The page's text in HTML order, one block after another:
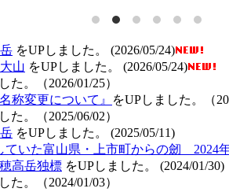
をUPしました。 (2026/05/24)
山 をUPしました。 (2026/05/24)
た。（2026/01/25）
称変更について』
をUPしました。（
た。（2025/06/02）
をUPしました。 (2025/05/11)
ていた富山県・上市町からの劒 2024
高岳独標 をUPしました。 (2024/01/
た。（2024/01/03）